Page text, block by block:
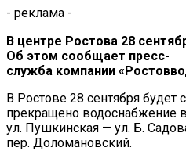
- реклама -
В центре Ростова 28
Об этом сообщает пресс-
служба компании «
В Ростове 28 сентября будет с
прекращено водоснабжение в
ул. Пушкинская — ул. Б.
пер. Доломановский.